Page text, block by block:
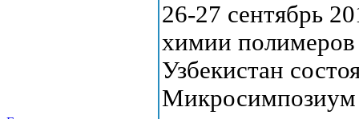
26-27 сентябрь
химии
Узбекистан
Микросимпозиум